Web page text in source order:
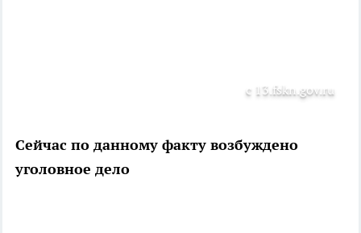
с 13.fskn.gov.ru
Сейчас по данному факту возбуждено
уголовное дело